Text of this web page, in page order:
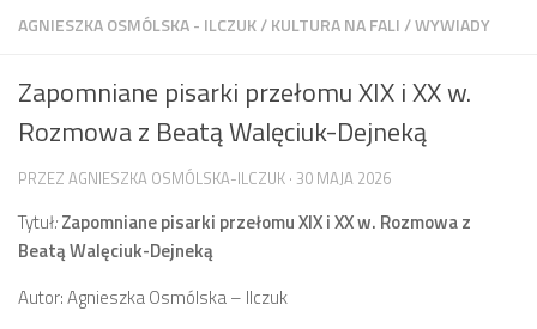
AGNIESZKA OSMÓLSKA - ILCZUK/KULTURA NA FALI/WYWIADY
Zapomniane pisarki przełomu XIX i XX w.
Rozmowa z Beatą Walęciuk-Dejneką
PRZEZ AGNIESZKA OSMÓLSKA-ILCZUK · 30 MAJA 2026
Tytuł:Zapomniane pisarki przełomu XIX i XX w. Rozmowa z
Beatą Walęciuk-Dejneką
Autor: Agnieszka Osmólska – Ilczuk